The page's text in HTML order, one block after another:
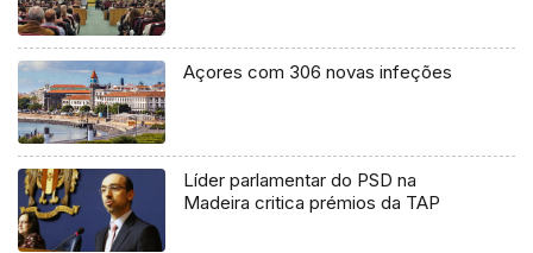
Açores com 306 novas infeções
Líder parlamentar do PSD na
Madeira critica prémios da TAP